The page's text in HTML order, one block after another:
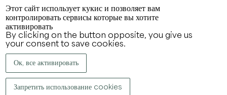
Вакансии и стажировки
Политика конфиденциальности
Этот сайт использует кукис и позволяет вам
контролировать сервисы которые вы хотите
активировать
By clicking on the button opposite, you give us
your consent to save cookies.
Ок, все активировать
Запретить использование cookies